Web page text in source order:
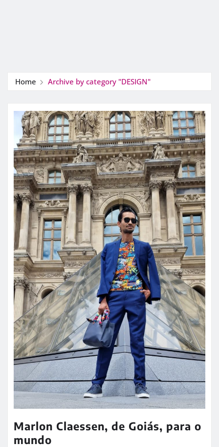
Home Archive by category "DESIGN"
Marlon Claessen, de Goiás, para o
mundo